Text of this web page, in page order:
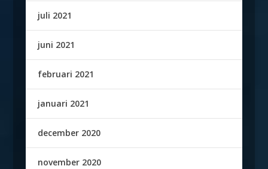
juli 2021
juni 2021
februari 2021
januari 2021
december 2020
november 2020